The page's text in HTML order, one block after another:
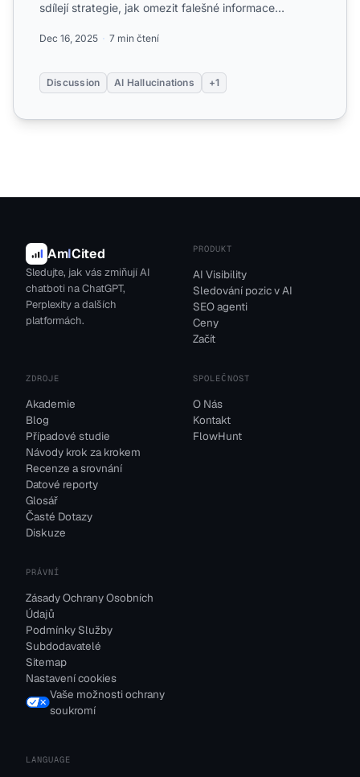
sdílejí strategie, jak omezit falešné informace
Dec 16, 2025 7 min čtení
Discussion AI Hallucinations +1
AmICited
Sledujte, jak vás zmiňují AI
chatboti na ChatGPT,
Perplexity a dalších
platformách.
PRODUKT
AI Visibility
Sledování pozic v AI
SEO agenti
Ceny
Začít
ZDROJE
Akademie
Blog
Případové studie
Návody krok za krokem
Recenze a srovnání
Datové reporty
Glosář
Časté Dotazy
Diskuze
SPOLEČNOST
O Nás
Kontakt
FlowHunt
PRÁVNÍ
Zásady Ochrany Osobních
Údajů
Podmínky Služby
Subdodavatelé
Sitemap
Nastavení cookies
Vaše možnosti ochrany
soukromí
LANGUAGE